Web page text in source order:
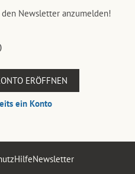
Newsletter anzumelden!
ERÖFFNEN
ein Konto
HilfeNewsletter